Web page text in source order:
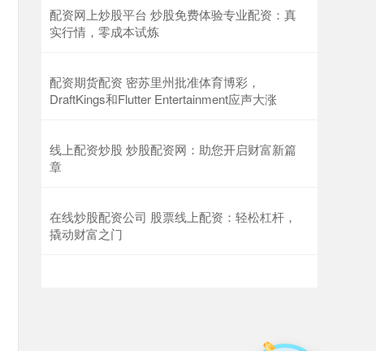
配资网上炒股平台 炒股免费体验专业配资：真
实行情，零成本试炼
配资期货配资 密苏里州批准体育博彩，
DraftKings和Flutter Entertainment应声大涨
线上配资炒股 炒股配资网：助您开启财富新篇
章
在线炒股配资公司 股票线上配资：轻松杠杆，
撬动财富之门